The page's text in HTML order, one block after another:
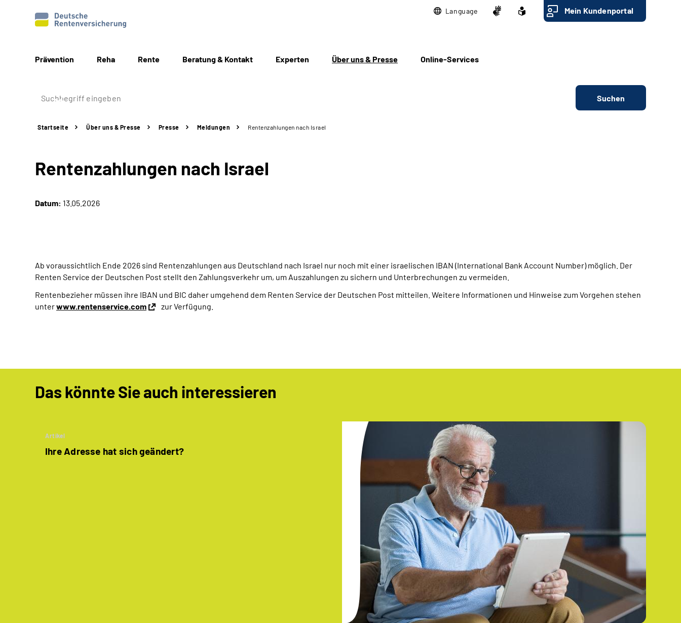
Language Mein Kundenportal
Prävention Reha Rente Beratung & Kontakt Experten Über uns & Presse Online-Services
Suchen
Startseite Über uns & Presse Presse Meldungen Rentenzahlungen nach Israel
Rentenzahlungen nach Israel
Datum: 13.05.2026
Ab voraussichtlich Ende 2026 sind Rentenzahlungen aus Deutschland nach Israel nur noch mit einer israelischen IBAN (International Bank Account Number) möglich. Der
Renten Service der Deutschen Post stellt den Zahlungsverkehr um, um Auszahlungen zu sichern und Unterbrechungen zu vermeiden.
Rentenbezieher müssen ihre IBAN und BIC daher umgehend dem Renten Service der Deutschen Post mitteilen. Weitere Informationen und Hinweise zum Vorgehen stehen
unterwww.rentenservice.com zur Verfügung.
Das könnte Sie auch interessieren
Artikel
Ihre Adresse hat sich geändert?